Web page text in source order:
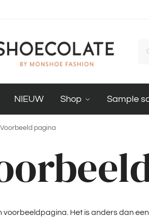
NIEUW Shop Sample
Voorbeeld pagina
voorbeeldpagina. Het is anders dan